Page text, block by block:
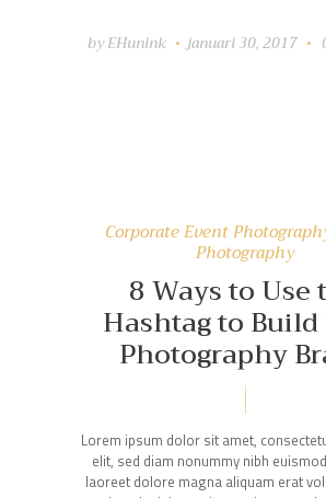
byEHunink januari 30, 2017
Corporate Event
Photography
8 Ways to Use
Hashtag to
Photography
Lorem ipsum dolor sit amet,
elit, sed diam nonummy nibh
laoreet dolore magna aliquam erat